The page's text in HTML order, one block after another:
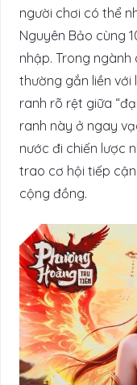
người chơi có thể
Nguyên Bảo cùng
nhập. Trong ngành
thường gắn liền với
ranh rõ rệt giữa
ranh này ở ngay
nước đi chiến lược
trao cơ hội tiếp
cộng đồng.